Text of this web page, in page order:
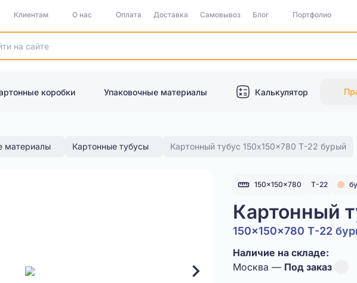
Клиентам О нас Оплата Доставка Самовывоз Блог Портфолио
коробки Упаковочные материалы Калькулятор
материалы Картонные тубусы Картонный тубус 150x150x780 Т-22 бурый
150x150x780 Т-22
Картонный
150x150x780 Т-22
Наличие на складе:
Москва — Под заказ